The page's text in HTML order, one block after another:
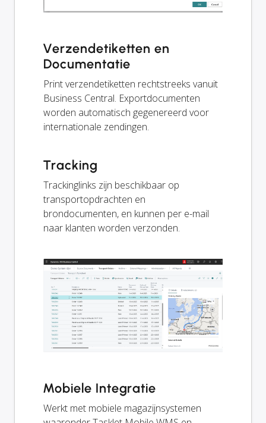
Verzendetiketten en
Documentatie
Print verzendetiketten rechtstreeks vanuit
Business Central. Exportdocumenten
worden automatisch gegenereerd voor
internationale zendingen.
Tracking
Trackinglinks zijn beschikbaar op
transportopdrachten en
brondocumenten, en kunnen per e-mail
naar klanten worden verzonden.
Mobiele Integratie
Werkt met mobiele magazijnsystemen